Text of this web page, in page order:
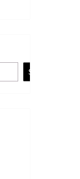
Suchen